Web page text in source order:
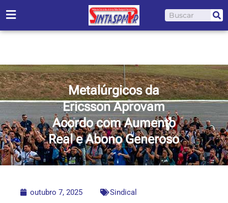
para
o
Pesquisar
Metalúrgicos da
Ericsson Aprovam
Acordo com Aumento
Real e Abono Generoso
outubro 7, 2025 Sindical